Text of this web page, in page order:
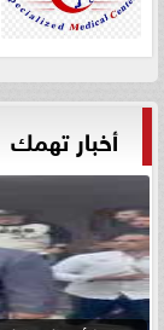
أخبار تهمك